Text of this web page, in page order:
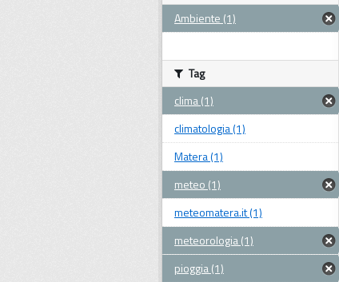
Ambiente (1)
Tag
clima (1)
climatologia (1)
Matera (1)
meteo (1)
meteomatera.it (1)
meteorologia (1)
pioggia (1)